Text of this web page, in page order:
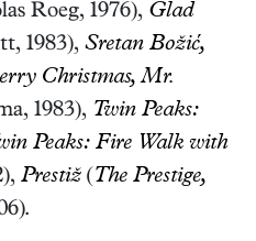
Roeg, 1976), Glad
1983), Sretan Božić,
Christmas, Mr.
1983), Twin Peaks:
Peaks: Fire Walk with
Prestiž (The Prestige,